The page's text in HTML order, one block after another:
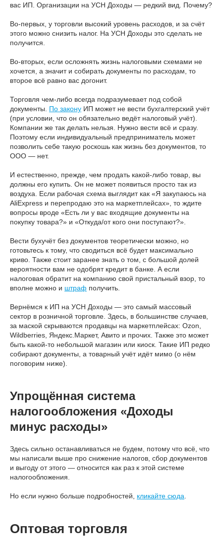
вас ИП. Организации на УСН Доходы — редкий вид. Почему?
Во-первых, у торговли высокий уровень расходов, и за счёт
этого можно снизить налог. На УСН Доходы это сделать не
получится.
Во-вторых, если осложнять жизнь налоговыми схемами не
хочется, а значит и собирать документы по расходам, то
второе всё равно вас догонит.
Торговля чем-либо всегда подразумевает под собой
документы. По закону ИП может не вести бухгалтерский учёт
(при условии, что он обязательно ведёт налоговый учёт).
Компании же так делать нельзя. Нужно вести всё и сразу.
Поэтому если индивидуальный предприниматель может
позволить себе такую роскошь как жизнь без документов, то
ООО — нет.
И естественно, прежде, чем продать какой-либо товар, вы
должны его купить. Он не может появиться просто так из
воздуха. Если рабочая схема выглядит как «Я закупаюсь на
AliExpress и перепродаю это на маркетплейсах», то ждите
вопросы вроде «Есть ли у вас входящие документы на
покупку товара?» и «Откуда/от кого они поступают?».
Вести бухучёт без документов теоретически можно, но
готовьтесь к тому, что сводиться всё будет максимально
криво. Также стоит заранее знать о том, с большой долей
вероятности вам не одобрят кредит в банке. А если
налоговая обратит на компанию свой пристальный взор, то
вполне можно и штраф получить.
Вернёмся к ИП на УСН Доходы — это самый массовый
сектор в розничной торговле. Здесь, в большинстве случаев,
за маской скрываются продавцы на маркетплейсах: Ozon,
Wildberries, Яндекс.Маркет, Авито и прочих. Также это может
быть какой-то небольшой магазин или киоск. Такие ИП редко
собирают документы, а товарный учёт идёт мимо (о нём
поговорим ниже).
Упрощённая система
налогообложения «Доходы
минус расходы»
Здесь сильно останавливаться не будем, потому что всё, что
мы написали выше про снижение налогов, сбор документов
и выгоду от этого — относится как раз к этой системе
налогообложения.
Но если нужно больше подробностей, кликайте сюда
Оптовая торговля